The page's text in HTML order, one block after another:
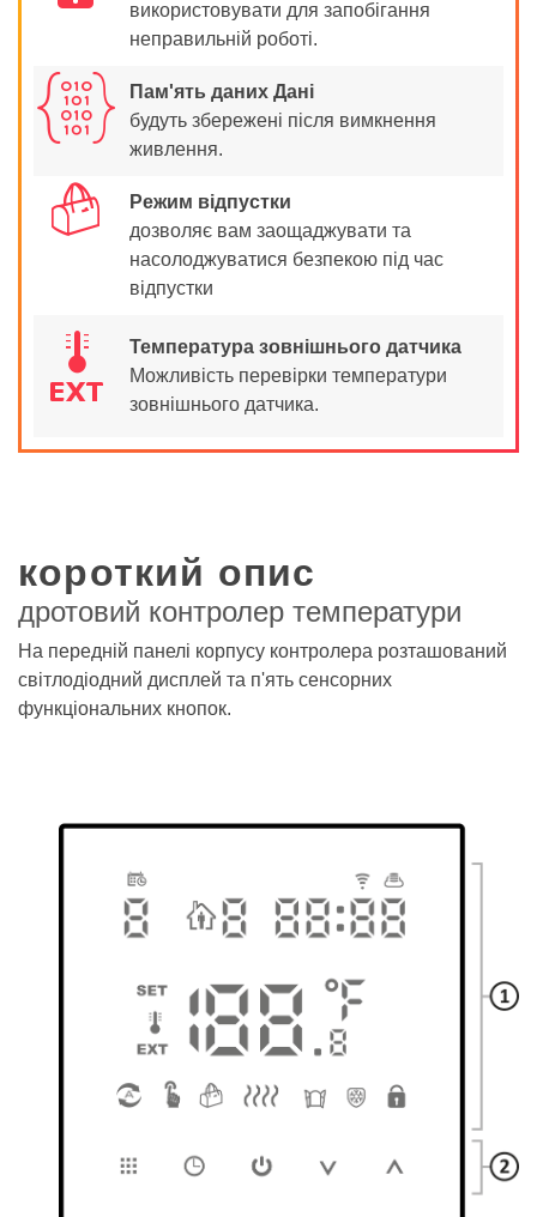
використовувати для запобігання
неправильній роботі.
]
Пам'ять даних Дані
будуть збережені після вимкнення
живлення.
õ
Режим відпустки
дозволяє вам заощаджувати та
насолоджуватися безпекою під час
відпустки
é
Температура зовнішнього датчика
Можливість перевірки температури
зовнішнього датчика.
короткий опис
дротовий контролер температури
На передній панелі корпусу контролера розташований
світлодіодний дисплей та п'ять сенсорних
функціональних кнопок.